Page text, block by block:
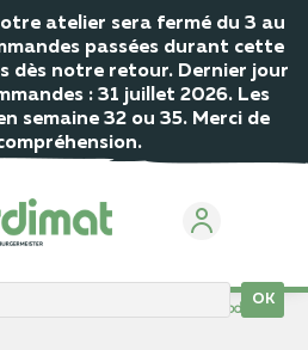
atelier sera fermé du 3 au
passées durant cette
dès notre retour. Dernier jour
: 31 juillet 2026. Les
semaine 32 ou 35. Merci de
OK
tutoriels Bien entretenir ses produits